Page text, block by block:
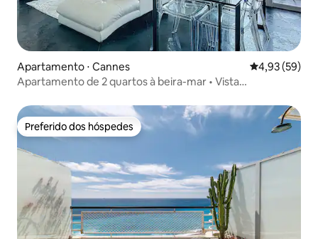
Apartamento ⋅ Cannes 4,93 de uma
4,93 (59)
Apartamento de 2 quartos à beira-mar • Vista
Preferido dos hóspedes
Preferido dos hóspedes